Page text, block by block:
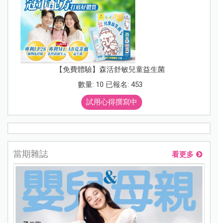
【免費體驗】森活舒敏兒童益生菌
數量: 10 已報名: 453
試用心得撰寫中
當期雜誌 看更多